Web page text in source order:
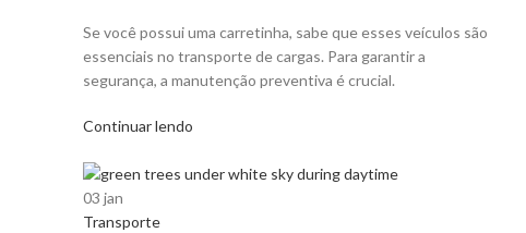
Se você possui uma carretinha, sabe que esses veículos são
essenciais no transporte de cargas. Para garantir a
segurança, a manutenção preventiva é crucial.
Continuar lendo
03 jan
Transporte